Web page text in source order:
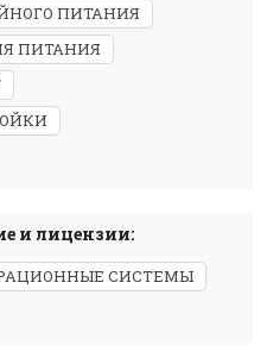
ПИТАНИЯ
ПИТАНИЯ
и лицензии:
СИСТЕМЫ